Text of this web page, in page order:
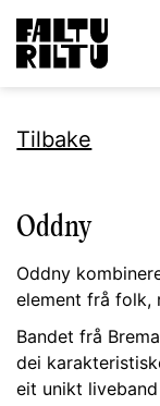
Tilbake
Oddny
Oddny
element frå folk,
Bandet frå
dei
eit unikt